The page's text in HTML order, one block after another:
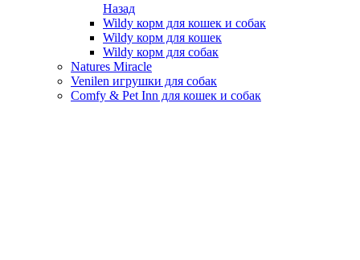
Назад
Wildy корм для кошек и собак
Wildy корм для кошек
Wildy корм для собак
Natures Miracle
Venilen игрушки для собак
Comfy & Pet Inn для кошек и собак